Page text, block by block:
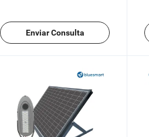
Enviar Consulta